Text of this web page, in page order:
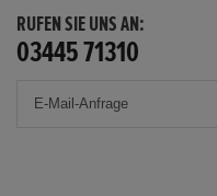
RUFEN SIE UNS AN:
03445 71310